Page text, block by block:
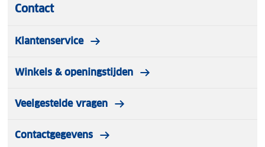
Contact
Klantenservice
Winkels & openingstijden
Veelgestelde vragen
Contactgegevens